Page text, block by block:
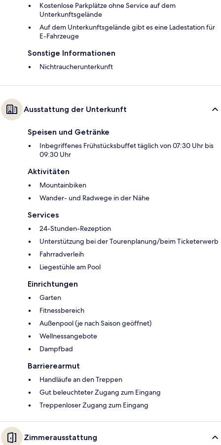
Kostenlose Parkplätze ohne Service auf dem
Unterkunftsgelände
Auf dem Unterkunftsgelände gibt es eine Ladestation für
E-Fahrzeuge
Sonstige Informationen
Nichtraucherunterkunft
Ausstattung der Unterkunft
Speisen und Getränke
Inbegriffenes Frühstücksbuffet täglich von 07:30 Uhr bis
09:30 Uhr
Aktivitäten
Mountainbiken
Wander- und Radwege in der Nähe
Services
24-Stunden-Rezeption
Unterstützung bei der Tourenplanung/beim Ticketerwerb
Fahrradverleih
Liegestühle am Pool
Einrichtungen
Garten
Fitnessbereich
Außenpool (je nach Saison geöffnet)
Wellnessangebote
Dampfbad
Barrierearmut
Handläufe an den Treppen
Gut beleuchteter Zugang zum Eingang
Treppenloser Zugang zum Eingang
Zimmerausstattung